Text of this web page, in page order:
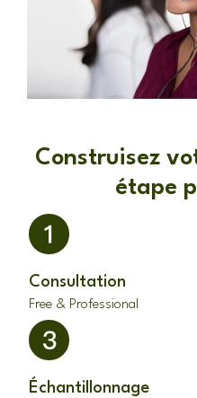
Construisez
étape
Consultation
Free & Professional
Échantillonnage